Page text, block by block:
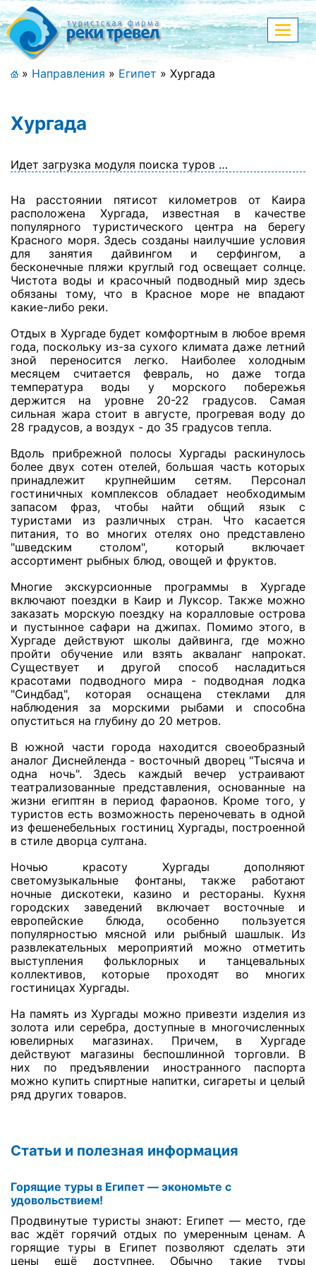
Меню
+7 (911) 182-44-68
Полная версия сайта
Спецпредложения
Праздничные туры
Страны и направления
Поиск тура
Туры по России
Автобусные туры
Круизы
Туры на пароме
Авиабилеты
Туристическая страховка
Услуги
О компании
Отзывы
меню
» Направления » Египет » Хургада
Хургада
Идет загрузка модуля поиска туров …
На расстоянии пятисот километров от Каира
расположена Хургада, известная в качестве
популярного туристического центра на берегу
Красного моря. Здесь созданы наилучшие условия
для занятия дайвингом и серфингом, а
бесконечные пляжи круглый год освещает солнце.
Чистота воды и красочный подводный мир здесь
обязаны тому, что в Красное море не впадают
какие-либо реки.
Отдых в Хургаде будет комфортным в любое время
года, поскольку из-за сухого климата даже летний
зной переносится легко. Наиболее холодным
месяцем считается февраль, но даже тогда
температура воды у морского побережья
держится на уровне 20-22 градусов. Самая
сильная жара стоит в августе, прогревая воду до
28 градусов, а воздух - до 35 градусов тепла.
Вдоль прибрежной полосы Хургады раскинулось
более двух сотен отелей, большая часть которых
принадлежит крупнейшим сетям. Персонал
гостиничных комплексов обладает необходимым
запасом фраз, чтобы найти общий язык с
туристами из различных стран. Что касается
питания, то во многих отелях оно представлено
"шведским столом", который включает
ассортимент рыбных блюд, овощей и фруктов.
Многие экскурсионные программы в Хургаде
включают поездки в Каир и Луксор. Также можно
заказать морскую поездку на коралловые острова
и пустынное сафари на джипах. Помимо этого, в
Хургаде действуют школы дайвинга, где можно
пройти обучение или взять акваланг напрокат.
Существует и другой способ насладиться
красотами подводного мира - подводная лодка
"Синдбад", которая оснащена стеклами для
наблюдения за морскими рыбами и способна
опуститься на глубину до 20 метров.
В южной части города находится своеобразный
аналог Диснейленда - восточный дворец "Тысяча и
одна ночь". Здесь каждый вечер устраивают
театрализованные представления, основанные на
жизни египтян в период фараонов. Кроме того, у
туристов есть возможность переночевать в одной
из фешенебельных гостиниц Хургады, построенной
в стиле дворца султана.
Ночью красоту Хургады дополняют
светомузыкальные фонтаны, также работают
ночные дискотеки, казино и рестораны. Кухня
городских заведений включает восточные и
европейские блюда, особенно пользуется
популярностью мясной или рыбный шашлык. Из
развлекательных мероприятий можно отметить
выступления фольклорных и танцевальных
коллективов, которые проходят во многих
гостиницах Хургады.
На память из Хургады можно привезти изделия из
золота или серебра, доступные в многочисленных
ювелирных магазинах. Причем, в Хургаде
действуют магазины беспошлинной торговли. В
них по предъявлении иностранного паспорта
можно купить спиртные напитки, сигареты и целый
ряд других товаров.
Статьи и полезная информация
Горящие туры в Египет — экономьте с
удовольствием!
Продвинутые туристы знают: Египет — место, где
вас ждёт горячий отдых по умеренным ценам. А
горящие туры в Египет позволяют сделать эти
цены ещё доступнее. Обычно такие туры